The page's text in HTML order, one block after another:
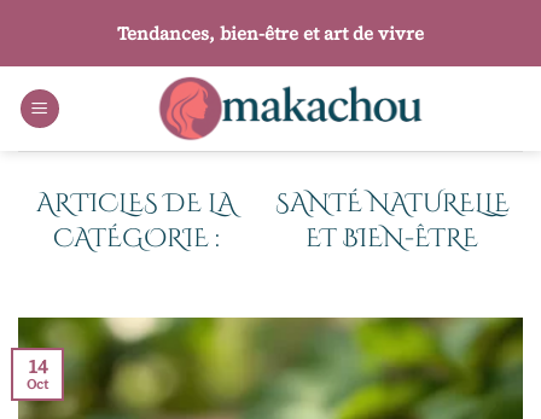
contenu
Tendances, bien-être et art de vivre
SANTÉ NATURELLE
ET BIEN-ÊTRE
14
Oct